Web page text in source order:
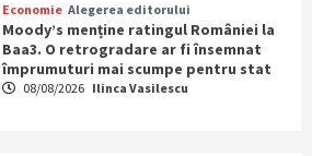
Economie Alegerea editorului
Moody’s menține ratingul României la
Baa3. O retrogradare ar fi însemnat
împrumuturi mai scumpe pentru stat
08/08/2026 Ilinca Vasilescu